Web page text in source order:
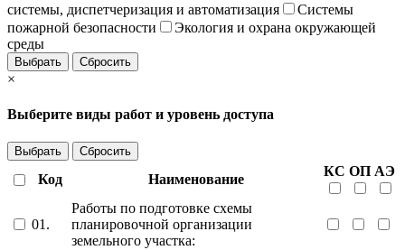
системы, диспетчеризация и автоматизация
Системы
пожарной безопасности
Экология и охрана окружающей
среды
Выбрать Сбросить
×
Выберите виды работ и уровень доступа
Выбрать Сбросить
Код Наименование
КС ОП АЭ
01.
Работы по подготовке схемы
планировочной организации
земельного участка: